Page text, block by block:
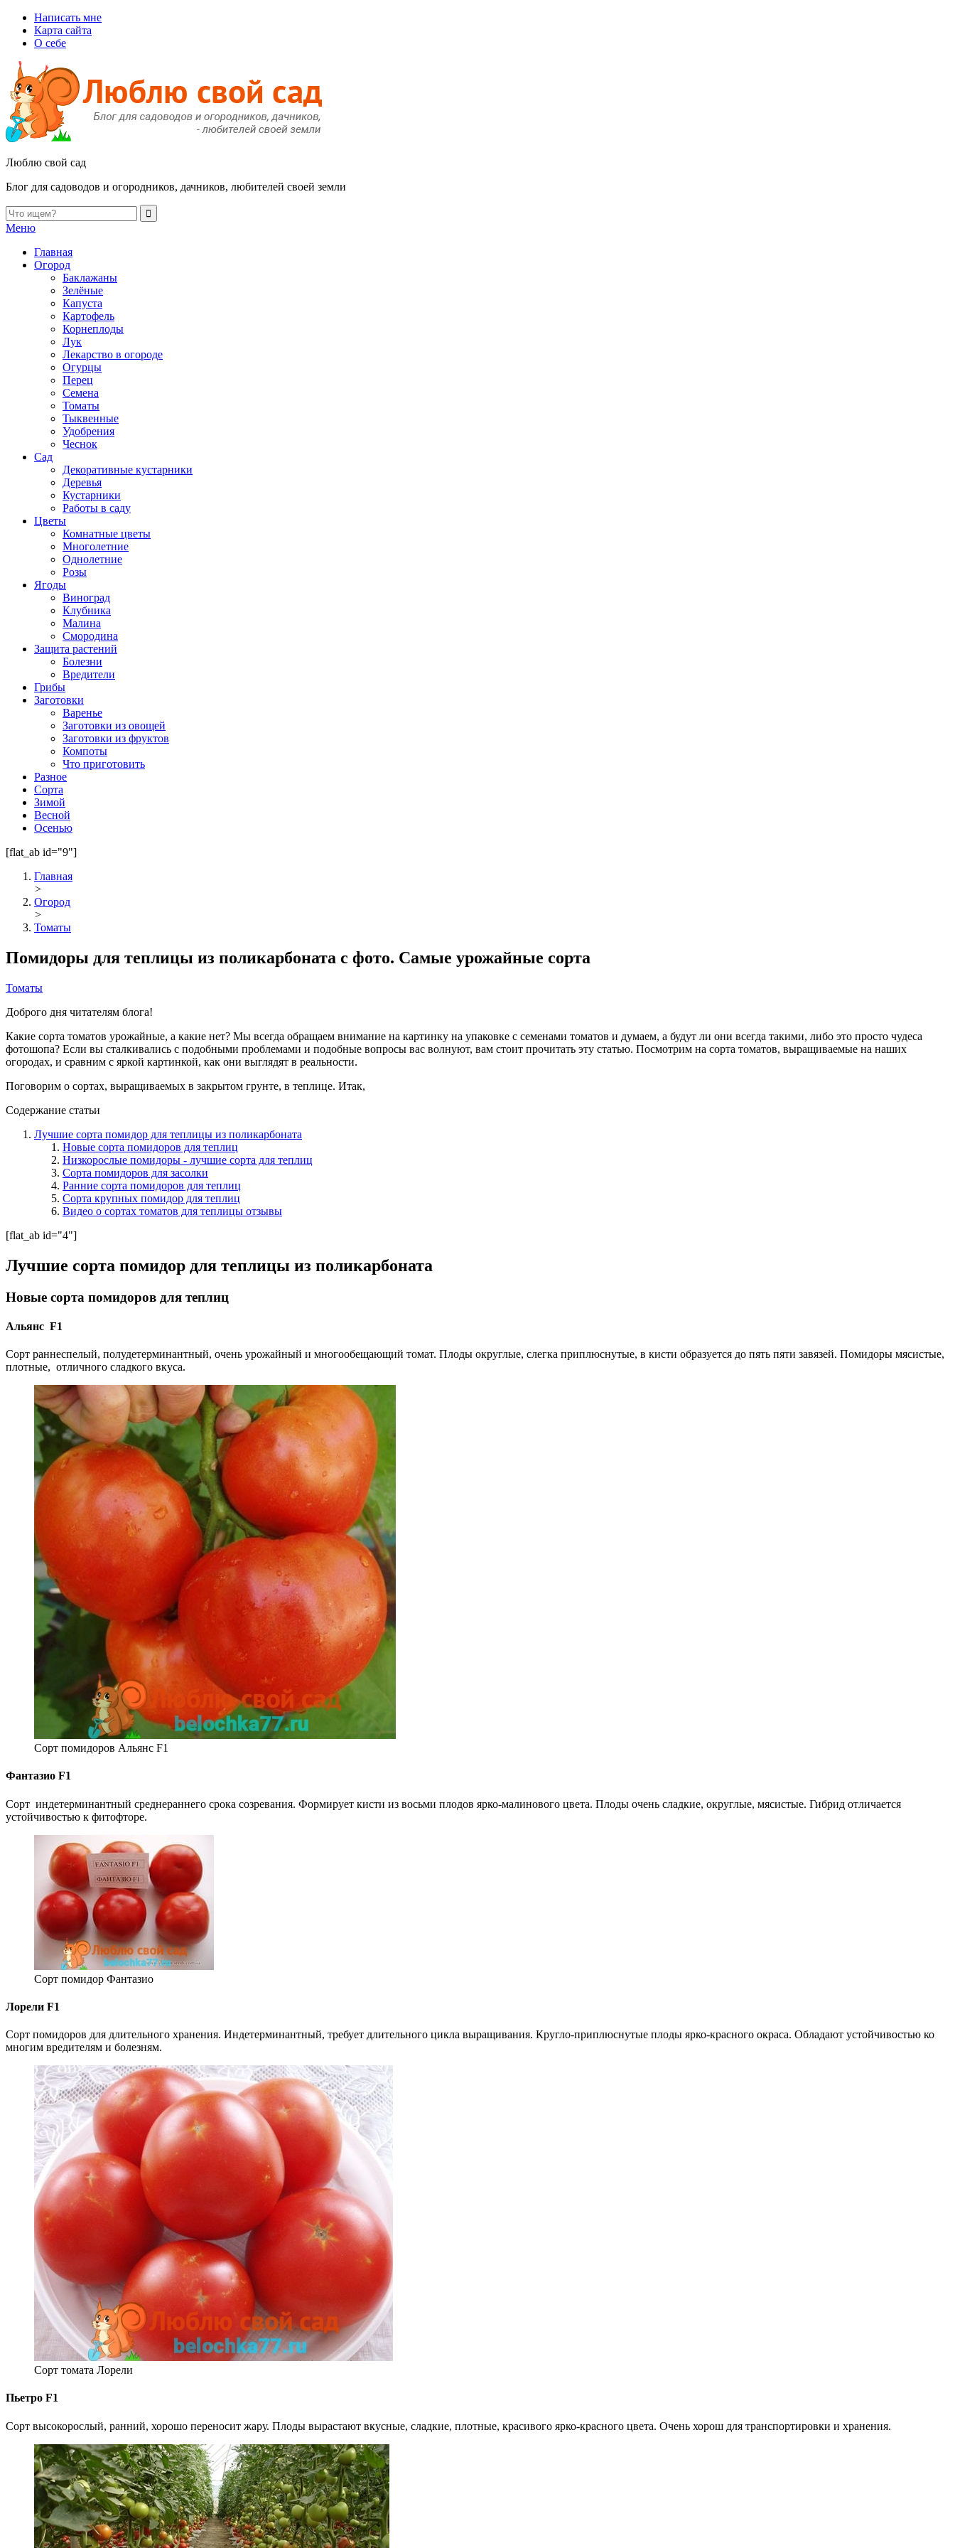
Написать мне
Карта сайта
О себе
Люблю свой сад
Блог для садоводов и огородников, дачников, любителей своей земли
Меню
Главная
Огород
Баклажаны
Зелёные
Капуста
Картофель
Корнеплоды
Лук
Лекарство в огороде
Огурцы
Перец
Семена
Томаты
Тыквенные
Удобрения
Чеснок
Сад
Декоративные кустарники
Деревья
Кустарники
Работы в саду
Цветы
Комнатные цветы
Многолетние
Однолетние
Розы
Ягоды
Виноград
Клубника
Малина
Смородина
Защита растений
Болезни
Вредители
Грибы
Заготовки
Варенье
Заготовки из овощей
Заготовки из фруктов
Компоты
Что приготовить
Разное
Сорта
Зимой
Весной
Осенью
[flat_ab id="9"]
Главная
>
Огород
>
Томаты
Помидоры для теплицы из поликарбоната с фото. Самые урожайные сорта
Томаты
Доброго дня читателям блога!
Какие сорта томатов урожайные, а какие нет? Мы всегда обращаем внимание на картинку на упаковке с семенами томатов и думаем, а будут ли они всегда такими, либо это просто чудеса
фотошопа? Если вы сталкивались с подобными проблемами и подобные вопросы вас волнуют, вам стоит прочитать эту статью. Посмотрим на сорта томатов, выращиваемые на наших
огородах, и сравним с яркой картинкой, как они выглядят в реальности.
Поговорим о сортах, выращиваемых в закрытом грунте, в теплице. Итак,
Содержание статьи
Лучшие сорта помидор для теплицы из поликарбоната
Новые сорта помидоров для теплиц
Низкорослые помидоры - лучшие сорта для теплиц
Сорта помидоров для засолки
Ранние сорта помидоров для теплиц
Сорта крупных помидор для теплиц
Видео о сортах томатов для теплицы отзывы
[flat_ab id="4"]
Лучшие сорта помидор для теплицы из поликарбоната
Новые сорта помидоров для теплиц
Альянс F1
Сорт раннеспелый, полудетерминантный, очень урожайный и многообещающий томат. Плоды округлые, слегка приплюснутые, в кисти образуется до пять пяти завязей. Помидоры мясистые,
плотные, отличного сладкого вкуса.
Сорт помидоров Альянс F1
Фантазио F1
Сорт индетерминантный среднераннего срока созревания. Формирует кисти из восьми плодов ярко-малинового цвета. Плоды очень сладкие, округлые, мясистые. Гибрид отличается
устойчивостью к фитофторе.
Сорт помидор Фантазио
Лорели F1
Сорт помидоров для длительного хранения. Индетерминантный, требует длительного цикла выращивания. Кругло-приплюснутые плоды ярко-красного окраса. Обладают устойчивостью ко
многим вредителям и болезням.
Сорт томата Лорели
Пьетро F1
Сорт высокорослый, ранний, хорошо переносит жару. Плоды вырастают вкусные, сладкие, плотные, красивого ярко-красного цвета. Очень хорош для транспортировки и хранения.